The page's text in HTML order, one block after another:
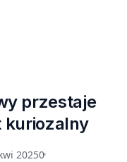
przestaje
kuriozalny
20250